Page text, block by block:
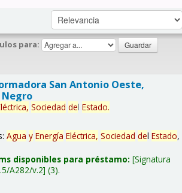
para:
San Antonio Oeste,
Sociedad del Estado.
Agua y Energía Eléctrica, Sociedad del Estado,
disponibles para préstamo: Signatura
A282/v.2 (3).